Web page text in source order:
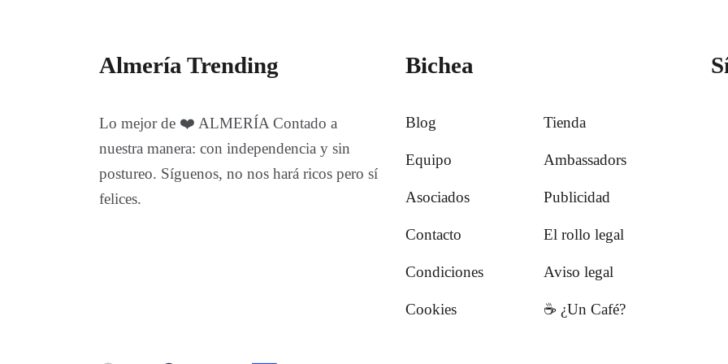
Almería Trending
Lo mejor de ❤️ ALMERÍA Contado a
nuestra manera: con independencia y sin
postureo. Síguenos, no nos hará ricos pero sí
felices.
Bichea
Blog Tienda
Equipo Ambassadors
Asociados Publicidad
Contacto El rollo legal
Condiciones Aviso legal
Cookies ☕️ ¿Un Café?